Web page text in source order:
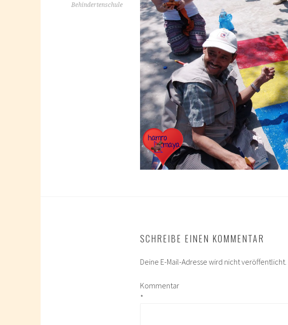
Behindertenschule
SCHREIBE EINEN KOMMENTAR
Deine E-Mail-Adresse wird nicht veröffentlicht.
Kommentar
*